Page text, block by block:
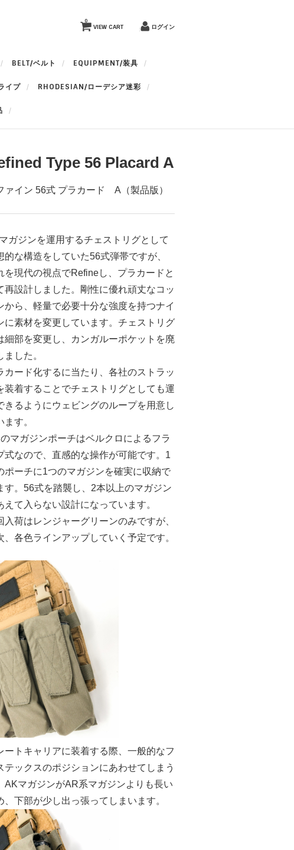
VIEW CART
0
ログイン
BELT/ベルト EQUIPMENT/装具
イプ RHODESIAN/ローデシア迷彩
Type 56 Placard A
ァイン 56式 プラカード A（製品版）
ガジンを運用するチェストリグとして
的な構造をしていた56式弾帯ですが、
を現代の視点でRefineし、プラカードと
再設計しました。剛性に優れ頑丈なコッ
から、軽量で必要十分な強度を持つナイ
に素材を変更しています。チェストリグ
細部を変更し、カンガルーポケットを廃
ました。
カード化するに当たり、各社のストラッ
装着することでチェストリグとしても運
きるようにウェビングのループを用意し
ます。
マガジンポーチはベルクロによるフラ
式なので、直感的な操作が可能です。1
ポーチに1つのマガジンを確実に収納で
す。56式を踏襲し、2本以上のマガジン
えて入らない設計になっています。
入荷はレンジャーグリーンのみですが、
、各色ラインアップしていく予定です。
ートキャリアに装着する際、一般的なフ
テックスのポジションにあわせてしまう
AKマガジンがAR系マガジンよりも長い
、下部が少し出っ張ってしまいます。